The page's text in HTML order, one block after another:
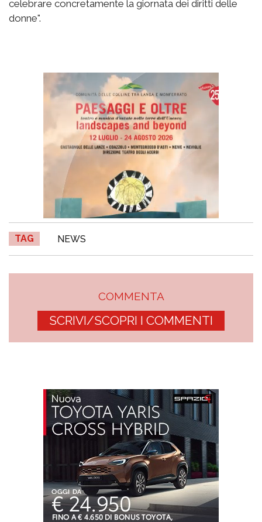
celebrare concretamente la giornata dei diritti delle
donne".
TAG NEWS
COMMENTA
SCRIVI/SCOPRI I COMMENTI